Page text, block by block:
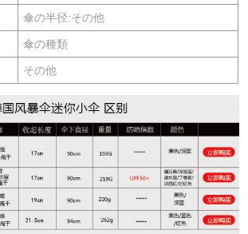
傘の半径:その他
傘の種類
その他